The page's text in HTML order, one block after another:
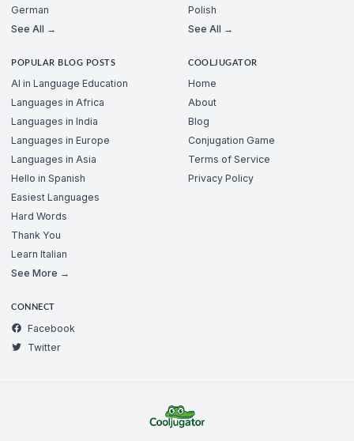
German
See All →
Polish
See All →
POPULAR BLOG POSTS
AI in Language Education
Languages in Africa
Languages in India
Languages in Europe
Languages in Asia
Hello in Spanish
Easiest Languages
Hard Words
Thank You
Learn Italian
See More →
COOLJUGATOR
Home
About
Blog
Conjugation Game
Terms of Service
Privacy Policy
CONNECT
Facebook
Twitter